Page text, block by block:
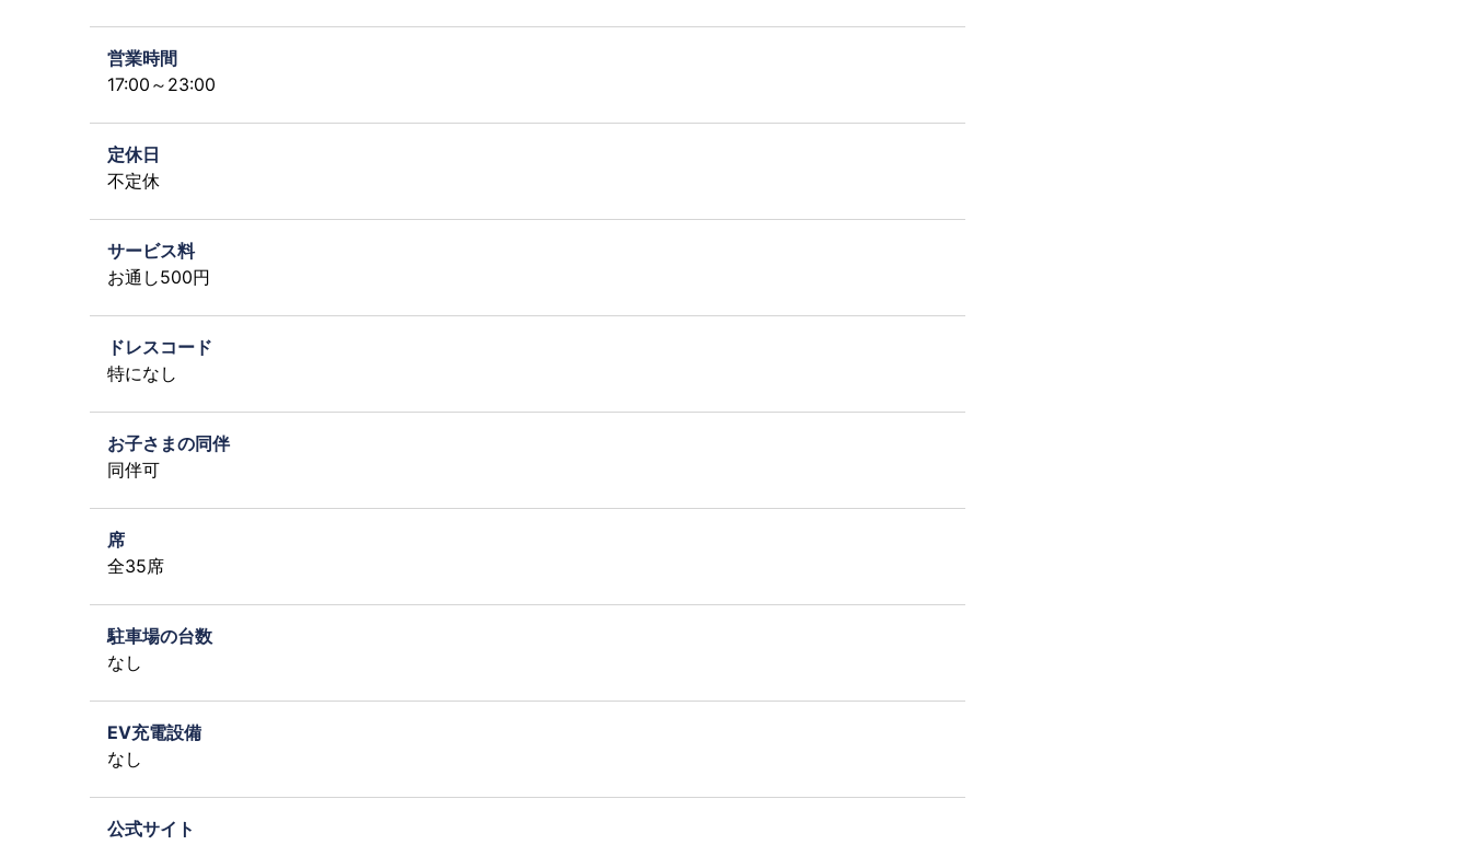
営業時間
17:00～23:00
定休日
不定休
サービス料
お通し500円
ドレスコード
特になし
お子さまの同伴
同伴可
席
全35席
駐車場の台数
なし
EV充電設備
なし
公式サイト